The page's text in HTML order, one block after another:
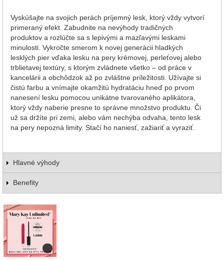
Vyskúšajte na svojich perách príjemný lesk, ktorý vždy vytvorí
primeraný efekt. Zabudnite na nevýhody tradičných
produktov a rozlúčte sa s lepivými a mazľavými leskami
minulosti. Vykročte smerom k novej generácii hladkých
lesklých pier vďaka lesku na pery krémovej, perleťovej alebo
trblietavej textúry, s ktorým zvládnete všetko – od práce v
kancelárii a obchôdzok až po zvláštne príležitosti. Užívajte si
čistú farbu a vnímajte okamžitú hydratáciu hneď po prvom
nanesení lesku pomocou unikátne tvarovaného aplikátora,
ktorý vždy naberie presne to správne množstvo produktu. Či
už sa držíte pri zemi, alebo vám nechýba odvaha, tento lesk
na pery nepozná limity. Stačí ho naniesť, zažiariť a vyraziť.
Hlavné výhody
Benefity